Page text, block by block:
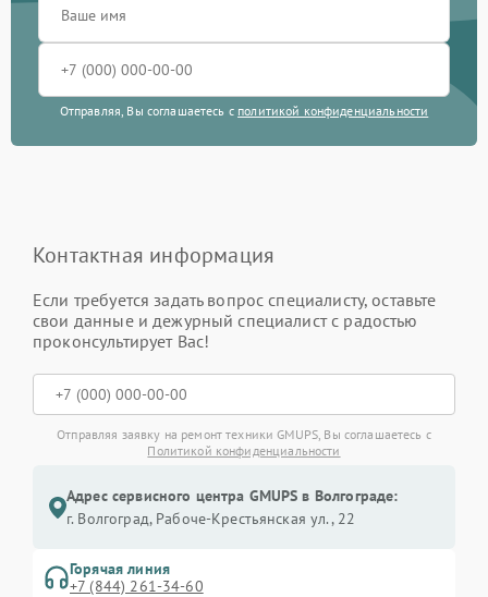
Отправляя, Вы соглашаетесь с политикой конфиденциальности
Контактная информация
Если требуется задать вопрос специалисту, оставьте
свои данные и дежурный специалист с радостью
проконсультирует Вас!
Отправляя заявку на ремонт техники GMUPS, Вы соглашаетесь с
Политикой конфиденциальности
Адрес сервисного центра GMUPS в Волгограде:
г. Волгоград, Рабоче-Крестьянская ул., 22
Горячая линия
+7 (844) 261-34-60